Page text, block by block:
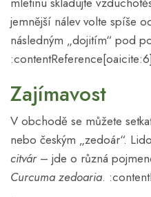
jemnější nálev volte spíše
následným „dojitím“ pod
Zajímavost
V obchodě se můžete
nebo českým „zedoár“.
citvár– jde o různá
Curcuma zedoaria.